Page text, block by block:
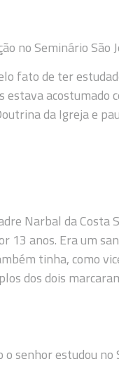
no Seminário São
fato de ter
estava acostumado
da Igreja e
Narbal da Costa
13 anos. Era um
tinha, como
dos dois
senhor estudou no